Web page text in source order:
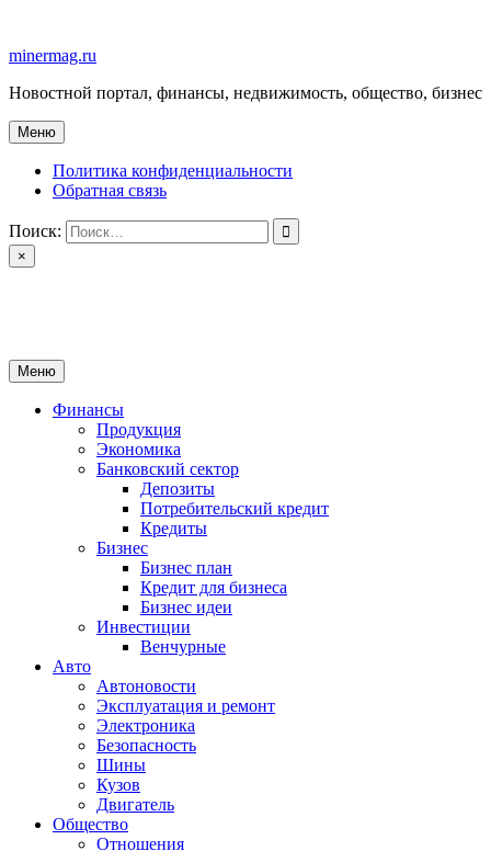
содержимому
minermag.ru
Новостной портал, финансы, недвижимость, общество, бизнес
Меню
Политика конфиденциальности
Обратная связь
Поиск:
×
Меню
Финансы
Продукция
Экономика
Банковский сектор
Депозиты
Потребительский кредит
Кредиты
Бизнес
Бизнес план
Кредит для бизнеса
Бизнес идеи
Инвестиции
Венчурные
Авто
Автоновости
Эксплуатация и ремонт
Электроника
Безопасность
Шины
Кузов
Двигатель
Общество
Отношения